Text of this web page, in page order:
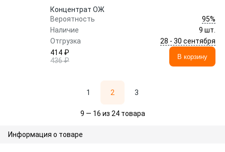
Концентрат ОЖ
Вероятность
95%
Наличие
9 шт.
Отгрузка
28 - 30 сентября
414 ₽
436 ₽
В корзину
1 2 3
9 — 16 из 24 товара
Информация о товаре